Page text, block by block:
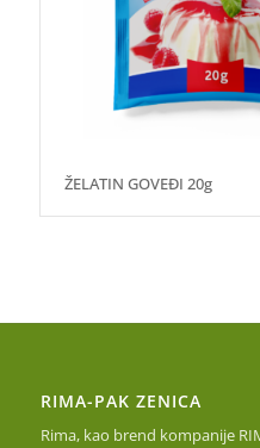
ŽELATIN GOVEĐI 20g
RIMA-PAK ZENICA
Rima, kao brend kompanije